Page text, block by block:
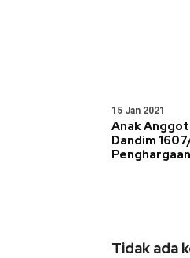
15 Jan 2021
Anak
Dandim
Penghargaan
Tidak ada